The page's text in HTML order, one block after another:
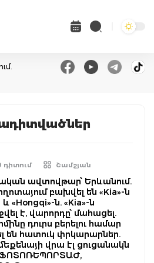
դիտում Շամշյան
ավտովթար՝ Երևանում.
բախվել են «Kia»-ն
«Hongqi»-ն. «Kia»-ն
է, վարորդը՝ մահացել.
դուրս բերելու համար
են հատուկ փրկարարներ.
վրա էլ ցուցանակն
ՖՈՏՈՌԵՊՈՐՏԱԺ,